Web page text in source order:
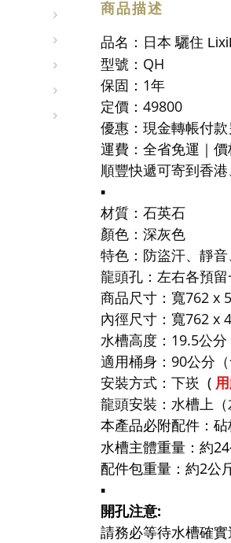
商品描述
品名： 日本 驪住
型號：QH
保固：1年
定價：49800
優惠 ： 現金轉帳付
運費 ： 全省免運｜
順豐快遞可寄到香
▪️
材質：石英石
顏色：深灰色
特色：防盜汗、靜
龍頭孔：左右各預留
商品尺寸：寬762 x
內徑尺寸：寬762 x
水槽高度：19.5公分
適用桶身：90公分
安裝方式：下崁 (
龍頭安裝：水槽上（
本產品必附配件： 砧
水槽主體重量：約
配件包重量：約2公
▪️
開孔注意:
請務必等待水槽確